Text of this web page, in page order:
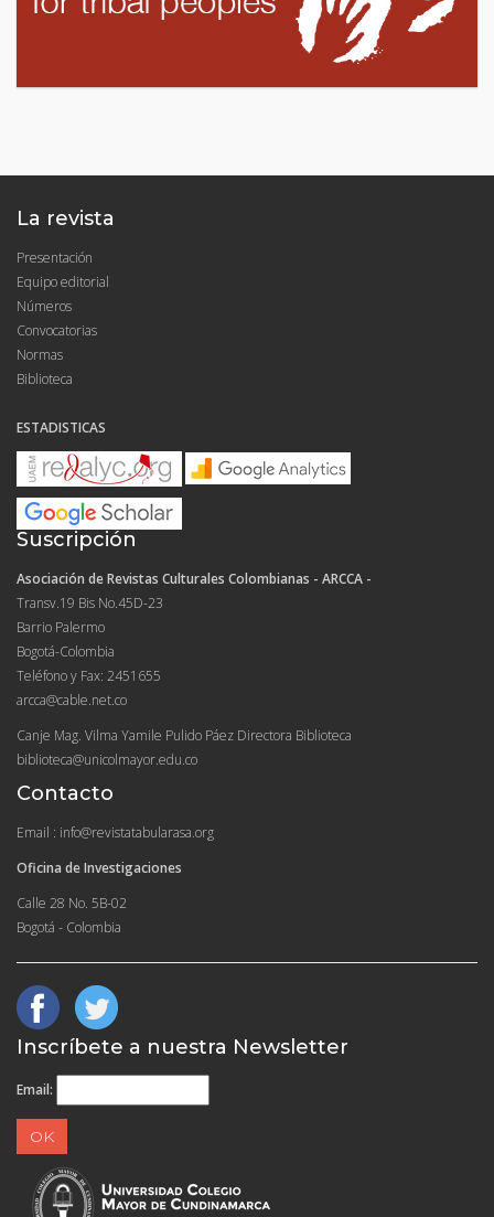
La revista
Presentación
Equipo editorial
Números
Convocatorias
Normas
Biblioteca
ESTADISTICAS
Suscripción
Asociación de Revistas Culturales Colombianas - ARCCA -
Transv.19 Bis No.45D-23
Barrio Palermo
Bogotá-Colombia
Teléfono y Fax: 2451655
arcca@cable.net.co
Canje Mag. Vilma Yamile Pulido Páez Directora Biblioteca
biblioteca@unicolmayor.edu.co
Contacto
Email : info@revistatabularasa.org
Oficina de Investigaciones
Calle 28 No. 5B-02
Bogotá - Colombia
Inscríbete a nuestra Newsletter
Email: